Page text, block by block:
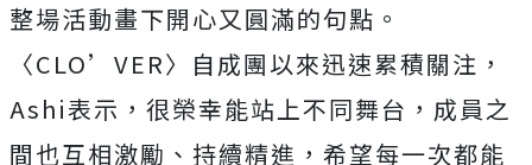
整場活動畫下開心又圓滿的句點。
〈CLO’VER〉 自成團以來迅速累積關注，
Ashi表示，很榮幸能站上不同舞台， 成員之
間也互相激勵、持續精進， 希望每一次都能